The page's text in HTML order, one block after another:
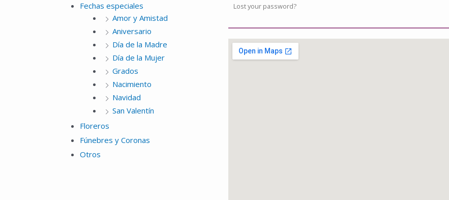
Fechas especiales
Amor y Amistad
Aniversario
Día de la Madre
Día de la Mujer
Grados
Nacimiento
Navidad
San Valentín
Floreros
Fúnebres y Coronas
Otros
Lost your password?